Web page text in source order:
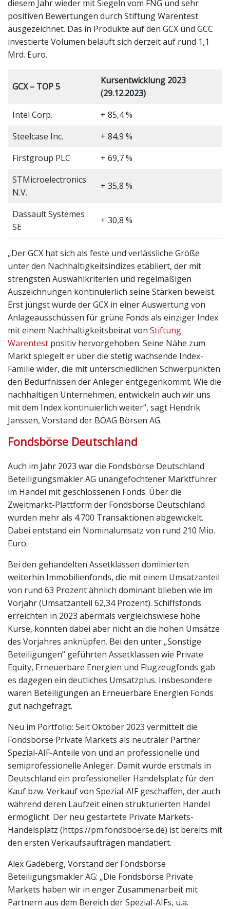
diesem Jahr wieder mit Siegeln vom FNG und sehr
positiven Bewertungen durch Stiftung Warentest
ausgezeichnet. Das in Produkte auf den GCX und GCC
investierte Volumen beläuft sich derzeit auf rund 1,1
Mrd. Euro.
GCX – TOP 5
Kursentwicklung 2023
(29.12.2023)
Intel Corp.
+ 85,4 %
Steelcase Inc.
+ 84,9 %
Firstgroup PLC
+ 69,7 %
STMicroelectronics
N.V.
+ 35,8 %
Dassault Systemes
SE
+ 30,8 %
„Der GCX hat sich als feste und verlässliche Größe
unter den Nachhaltigkeitsindizes etabliert, der mit
strengsten Auswahlkriterien und regelmäßigen
Auszeichnungen kontinuierlich seine Stärken beweist.
Erst jüngst wurde der GCX in einer Auswertung von
Anlageausschüssen für grüne Fonds als einziger Index
mit einem Nachhaltigkeitsbeirat von Stiftung
Warentest positiv hervorgehoben. Seine Nähe zum
Markt spiegelt er über die stetig wachsende Index-
Familie wider, die mit unterschiedlichen Schwerpunkten
den Bedürfnissen der Anleger entgegenkommt. Wie die
nachhaltigen Unternehmen, entwickeln auch wir uns
mit dem Index kontinuierlich weiter“, sagt Hendrik
Janssen, Vorstand der BÖAG Börsen AG.
Fondsbörse Deutschland
Auch im Jahr 2023 war die Fondsbörse Deutschland
Beteiligungsmakler AG unangefochtener Marktführer
im Handel mit geschlossenen Fonds. Über die
Zweitmarkt-Plattform der Fondsbörse Deutschland
wurden mehr als 4.700 Transaktionen abgewickelt.
Dabei entstand ein Nominalumsatz von rund 210 Mio.
Euro.
Bei den gehandelten Assetklassen dominierten
weiterhin Immobilienfonds, die mit einem Umsatzanteil
von rund 63 Prozent ähnlich dominant blieben wie im
Vorjahr (Umsatzanteil 62,34 Prozent). Schiffsfonds
erreichten in 2023 abermals vergleichswiese hohe
Kurse, konnten dabei aber nicht an die hohen Umsätze
des Vorjahres anknüpfen. Bei den unter „Sonstige
Beteiligungen“ geführten Assetklassen wie Private
Equity, Erneuerbare Energien und Flugzeugfonds gab
es dagegen ein deutliches Umsatzplus. Insbesondere
waren Beteiligungen an Erneuerbare Energien Fonds
gut nachgefragt.
Neu im Portfolio: Seit Oktober 2023 vermittelt die
Fondsbörse Private Markets als neutraler Partner
Spezial-AIF-Anteile von und an professionelle und
semiprofessionelle Anleger. Damit wurde erstmals in
Deutschland ein professioneller Handelsplatz für den
Kauf bzw. Verkauf von Spezial-AIF geschaffen, der auch
während deren Laufzeit einen strukturierten Handel
ermöglicht. Der neu gestartete Private Markets-
Handelsplatz (https://pm.fondsboerse.de) ist bereits mit
den ersten Verkaufsaufträgen mandatiert.
Alex Gadeberg, Vorstand der Fondsbörse
Beteiligungsmakler AG: „Die Fondsbörse Private
Markets haben wir in enger Zusammenarbeit mit
Partnern aus dem Bereich der Spezial-AIFs, u.a.